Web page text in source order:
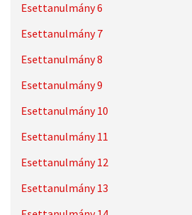
Esettanulmány 6
Esettanulmány 7
Esettanulmány 8
Esettanulmány 9
Esettanulmány 10
Esettanulmány 11
Esettanulmány 12
Esettanulmány 13